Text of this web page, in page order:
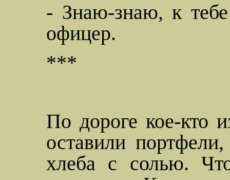
- Знаю-знаю, к
офицер.
***
По дороге кое-кто
оставили
хлеба с солью.